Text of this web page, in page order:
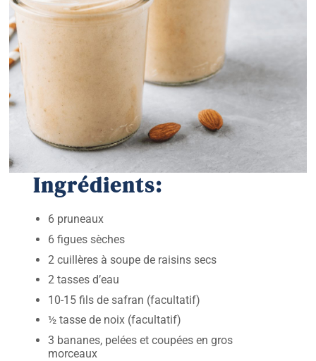
Ingrédients:
6 pruneaux
6 figues sèches
2 cuillères à soupe de raisins secs
2 tasses d’eau
10-15 fils de safran (facultatif)
½ tasse de noix (facultatif)
3 bananes, pelées et coupées en gros
morceaux